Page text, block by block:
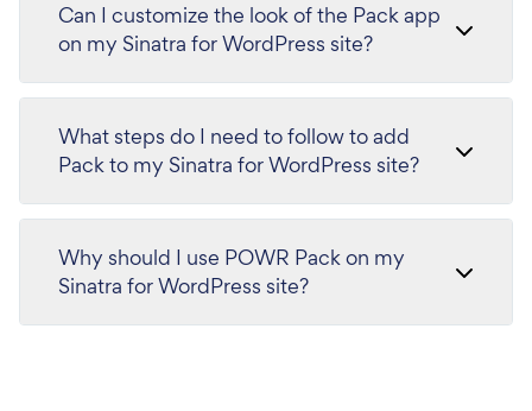
Can I customize the look of the Pack app
on my Sinatra for WordPress site?
What steps do I need to follow to add
Pack to my Sinatra for WordPress site?
Why should I use POWR Pack on my
Sinatra for WordPress site?